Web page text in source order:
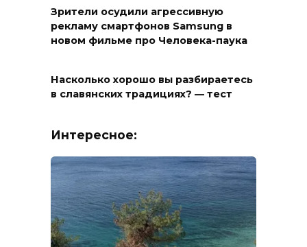
Зрители осудили агрессивную
рекламу смартфонов Samsung в
новом фильме про Человека-паука
Насколько хорошо вы разбираетесь
в славянских традициях? — тест
Интересное: